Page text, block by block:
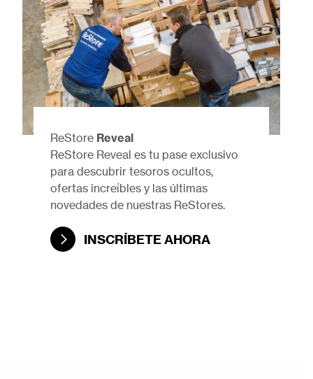
ReStore Reveal
ReStore Reveal es tu pase exclusivo
para descubrir tesoros ocultos,
ofertas increíbles y las últimas
novedades de nuestras ReStores.
INSCRÍBETE AHORA